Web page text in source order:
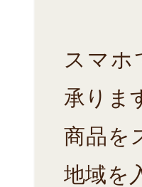
スマホ
承りま
商品を
地域を